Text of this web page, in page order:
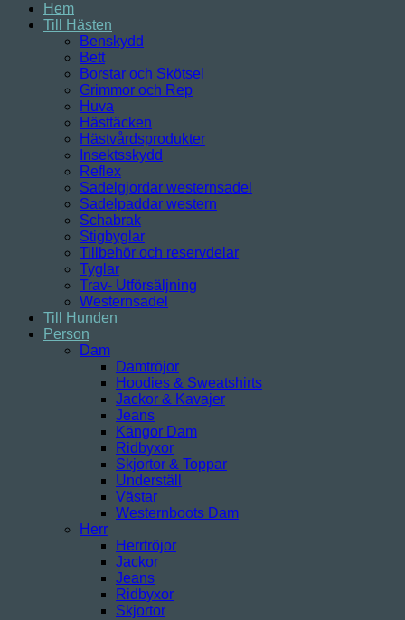
Hem
Till Hästen
Benskydd
Bett
Borstar och Skötsel
Grimmor och Rep
Huva
Hästtäcken
Hästvårdsprodukter
Insektsskydd
Reflex
Sadelgjordar westernsadel
Sadelpaddar western
Schabrak
Stigbyglar
Tillbehör och reservdelar
Tyglar
Trav- Utförsäljning
Westernsadel
Till Hunden
Person
Dam
Damtröjor
Hoodies & Sweatshirts
Jackor & Kavajer
Jeans
Kängor Dam
Ridbyxor
Skjortor & Toppar
Underställ
Västar
Westernboots Dam
Herr
Herrtröjor
Jackor
Jeans
Ridbyxor
Skjortor